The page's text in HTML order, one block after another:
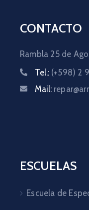
CONTACTO
Rambla 25 de
Tel.: (+598) 2
Mail:
ESCUELAS
Escuela de